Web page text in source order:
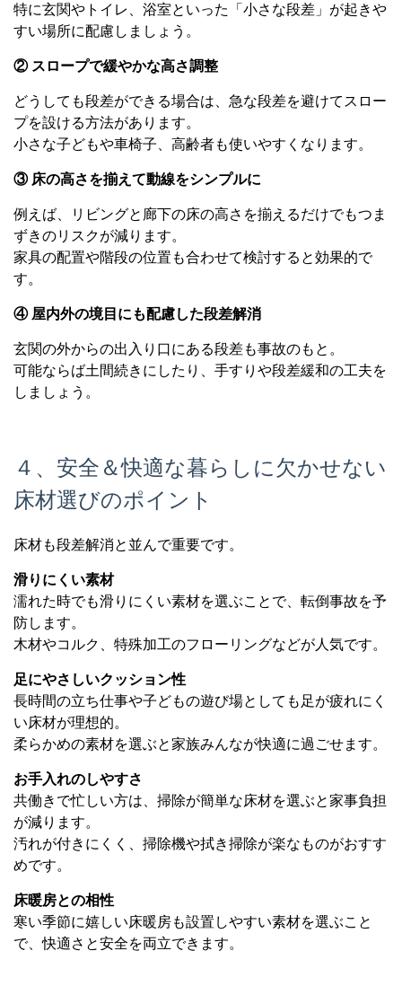
特に玄関やトイレ、浴室といった「小さな段差」が起きや
すい場所に配慮しましょう。
② スロープで緩やかな高さ調整
どうしても段差ができる場合は、急な段差を避けてスロー
プを設ける方法があります。
小さな子どもや車椅子、高齢者も使いやすくなります。
③ 床の高さを揃えて動線をシンプルに
例えば、リビングと廊下の床の高さを揃えるだけでもつま
ずきのリスクが減ります。
家具の配置や階段の位置も合わせて検討すると効果的で
す。
④ 屋内外の境目にも配慮した段差解消
玄関の外からの出入り口にある段差も事故のもと。
可能ならば土間続きにしたり、手すりや段差緩和の工夫を
しましょう。
４、安全＆快適な暮らしに欠かせない
床材選びのポイント
床材も段差解消と並んで重要です。
滑りにくい素材
濡れた時でも滑りにくい素材を選ぶことで、転倒事故を予
防します。
木材やコルク、特殊加工のフローリングなどが人気です。
足にやさしいクッション性
長時間の立ち仕事や子どもの遊び場としても足が疲れにく
い床材が理想的。
柔らかめの素材を選ぶと家族みんなが快適に過ごせます。
お手入れのしやすさ
共働きで忙しい方は、掃除が簡単な床材を選ぶと家事負担
が減ります。
汚れが付きにくく、掃除機や拭き掃除が楽なものがおすす
めです。
床暖房との相性
寒い季節に嬉しい床暖房も設置しやすい素材を選ぶこと
で、快適さと安全を両立できます。